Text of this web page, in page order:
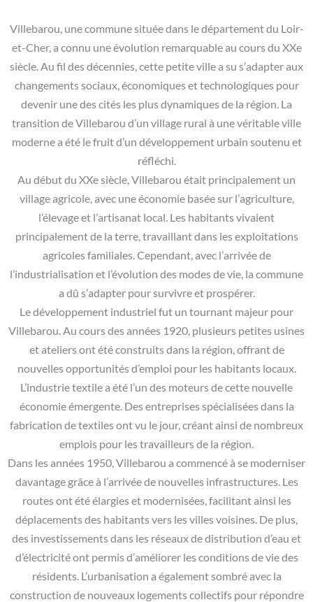
Villebarou, une commune située dans le département du Loir-
et-Cher, a connu une évolution remarquable au cours du XXe
siècle. Au fil des décennies, cette petite ville a su s’adapter aux
changements sociaux, économiques et technologiques pour
devenir une des cités les plus dynamiques de la région. La
transition de Villebarou d’un village rural à une véritable ville
moderne a été le fruit d’un développement urbain soutenu et
réfléchi.
Au début du XXe siècle, Villebarou était principalement un
village agricole, avec une économie basée sur l’agriculture,
l’élevage et l’artisanat local. Les habitants vivaient
principalement de la terre, travaillant dans les exploitations
agricoles familiales. Cependant, avec l’arrivée de
l’industrialisation et l’évolution des modes de vie, la commune
a dû s’adapter pour survivre et prospérer.
Le développement industriel fut un tournant majeur pour
Villebarou. Au cours des années 1920, plusieurs petites usines
et ateliers ont été construits dans la région, offrant de
nouvelles opportunités d’emploi pour les habitants locaux.
L’industrie textile a été l’un des moteurs de cette nouvelle
économie émergente. Des entreprises spécialisées dans la
fabrication de textiles ont vu le jour, créant ainsi de nombreux
emplois pour les travailleurs de la région.
Dans les années 1950, Villebarou a commencé à se moderniser
davantage grâce à l’arrivée de nouvelles infrastructures. Les
routes ont été élargies et modernisées, facilitant ainsi les
déplacements des habitants vers les villes voisines. De plus,
des investissements dans les réseaux de distribution d’eau et
d’électricité ont permis d’améliorer les conditions de vie des
résidents. L’urbanisation a également sombré avec la
construction de nouveaux logements collectifs pour répondre